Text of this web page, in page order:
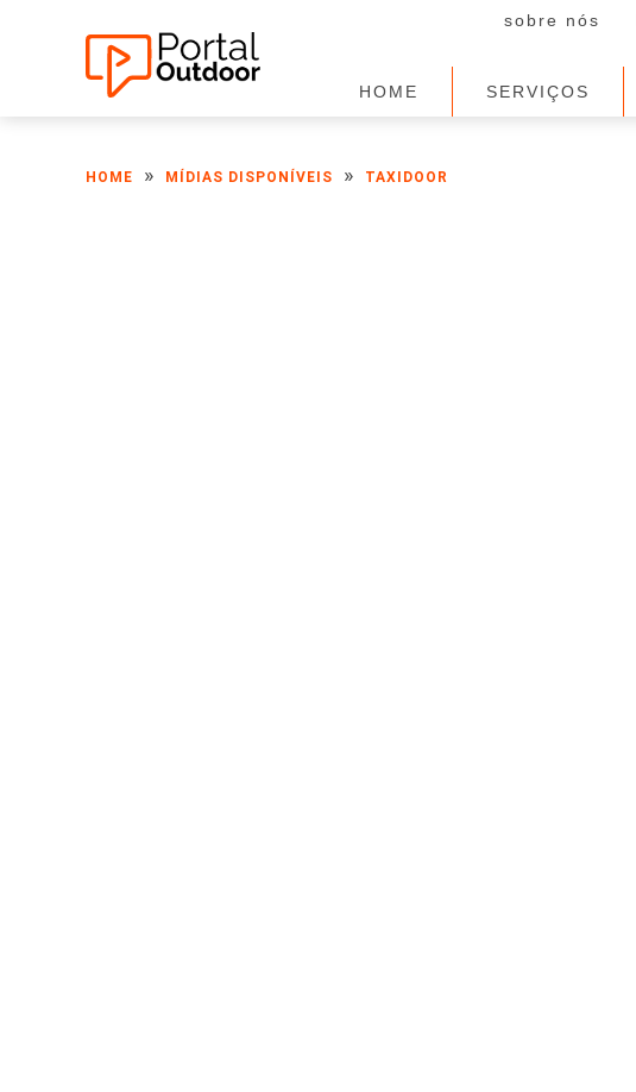
sobre nós
HOME SERVIÇOS
HOME » MÍDIAS DISPONÍVEIS » TAXIDOOR